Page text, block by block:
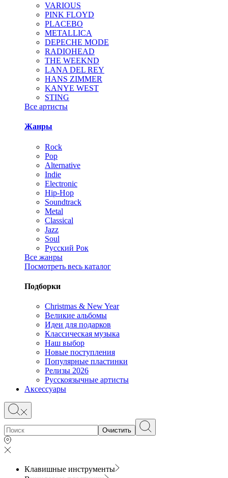
VARIOUS
PINK FLOYD
PLACEBO
METALLICA
DEPECHE MODE
RADIOHEAD
THE WEEKND
LANA DEL REY
HANS ZIMMER
KANYE WEST
STING
Все артисты
Жанры
Rock
Pop
Alternative
Indie
Electronic
Hip-Hop
Soundtrack
Metal
Classical
Jazz
Soul
Русский Рок
Все жанры
Посмотреть весь каталог
Подборки
Christmas & New Year
Великие альбомы
Идеи для подарков
Классическая музыка
Наш выбор
Новые поступления
Популярные пластинки
Релизы 2026
Русскоязычные артисты
Аксессуары
Очистить
Клавишные инструменты